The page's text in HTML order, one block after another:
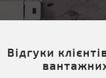
Відгуки